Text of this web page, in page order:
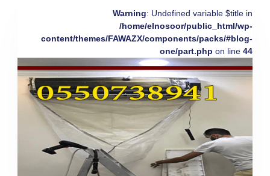
Warning: Undefined variable $title in
/home/elnosoor/public_html/wp-
content/themes/FAWAZX/components/packs/#blog-
one/part.php on line 44